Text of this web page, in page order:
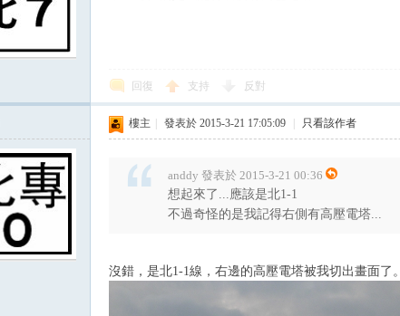
回復 支持 反對
樓主 發表於 2015-3-21 17:05:09 只看該作者
anddy 發表於 2015-3-21 00:36
想起來了...應該是北1-1
不過奇怪的是我記得右側有高壓電塔...
沒錯，是北1-1線，右邊的高壓電塔被我切出畫面了。